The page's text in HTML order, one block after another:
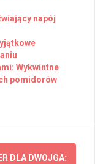
napój
Wykwintne
pomidorów
DLA DWOJGA: